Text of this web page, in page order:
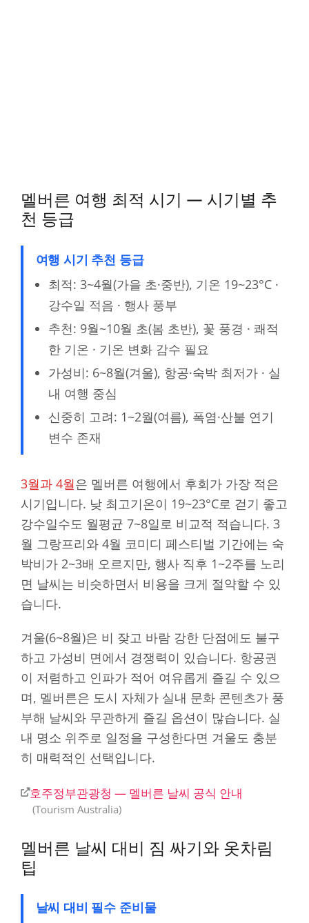
멜버른 여행 최적 시기 — 시기별 추
천 등급
여행 시기 추천 등급
최적: 3~4월(가을 초·중반), 기온 19~23°C ·
강수일 적음 · 행사 풍부
추천: 9월~10월 초(봄 초반), 꽃 풍경 · 쾌적
한 기온 · 기온 변화 감수 필요
가성비: 6~8월(겨울), 항공·숙박 최저가 · 실
내 여행 중심
신중히 고려: 1~2월(여름), 폭염·산불 연기
변수 존재
3월과 4월은 멜버른 여행에서 후회가 가장 적은
시기입니다. 낮 최고기온이 19~23°C로 걷기 좋고
강수일수도 월평균 7~8일로 비교적 적습니다. 3
월 그랑프리와 4월 코미디 페스티벌 기간에는 숙
박비가 2~3배 오르지만, 행사 직후 1~2주를 노리
면 날씨는 비슷하면서 비용을 크게 절약할 수 있
습니다.
겨울(6~8월)은 비 잦고 바람 강한 단점에도 불구
하고 가성비 면에서 경쟁력이 있습니다. 항공권
이 저렴하고 인파가 적어 여유롭게 즐길 수 있으
며, 멜버른은 도시 자체가 실내 문화 콘텐츠가 풍
부해 날씨와 무관하게 즐길 옵션이 많습니다. 실
내 명소 위주로 일정을 구성한다면 겨울도 충분
히 매력적인 선택입니다.
호주정부관광청 — 멜버른 날씨 공식 안내
Tourism Australia
멜버른 날씨 대비 짐 싸기와 옷차림
팁
날씨 대비 필수 준비물